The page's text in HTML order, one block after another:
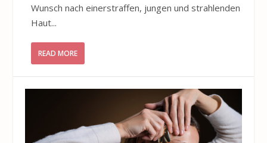
Wunsch nach einerstraffen, jungen und strahlenden
Haut...
READ MORE